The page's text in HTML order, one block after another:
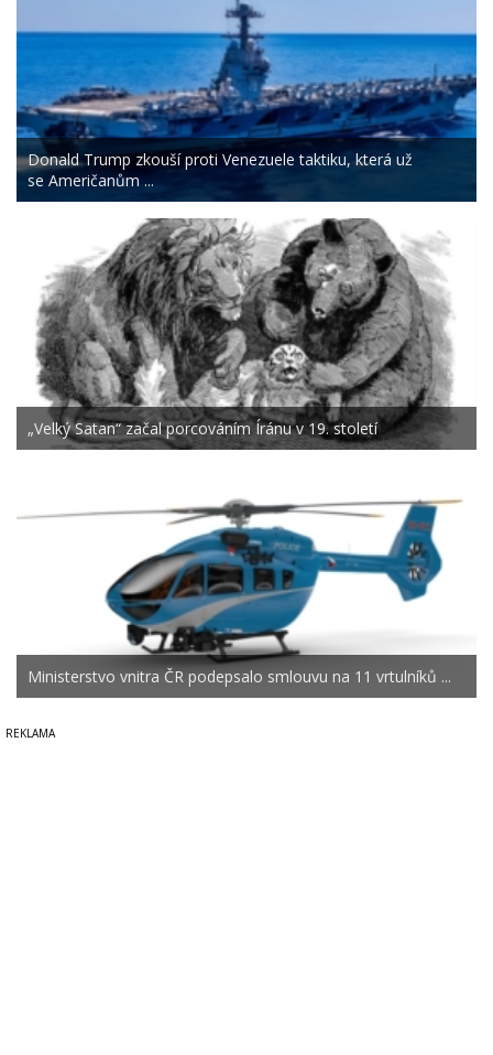
Donald Trump zkouší proti Venezuele taktiku, která už
se Američanům ...
„Velký Satan“ začal porcováním Íránu v 19. století
Ministerstvo vnitra ČR podepsalo smlouvu na 11 vrtulníků ...